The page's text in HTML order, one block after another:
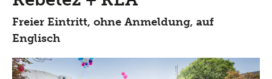
Freier Eintritt, ohne Anmeldung, auf
Englisch